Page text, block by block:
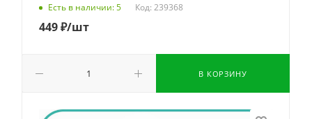
Есть в наличии: 5 Код: 239368
449₽/шт
В КОРЗИНУ